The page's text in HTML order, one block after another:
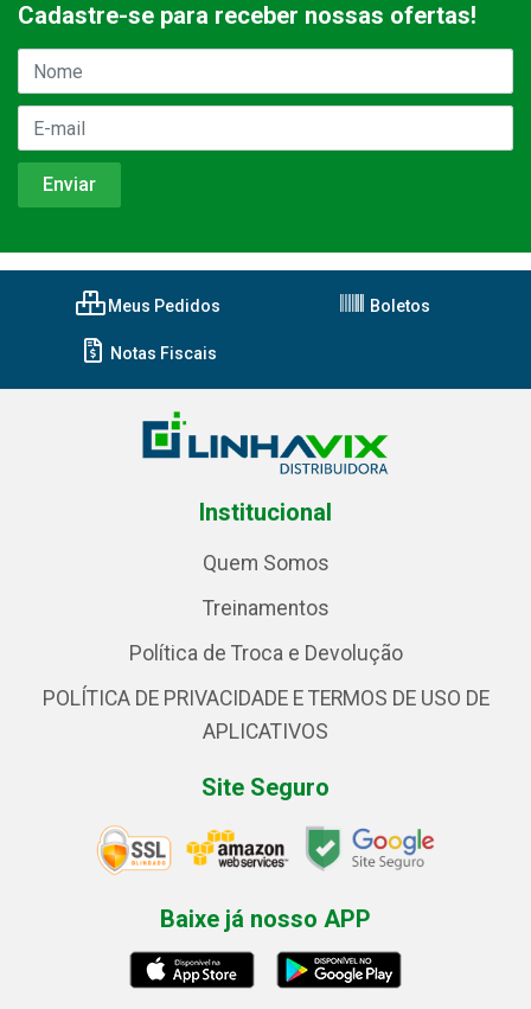
Cadastre-se para receber nossas ofertas!
Meus Pedidos Boletos
Notas Fiscais
Institucional
Quem Somos
Treinamentos
Política de Troca e Devolução
POLÍTICA DE PRIVACIDADE E TERMOS DE USO DE
APLICATIVOS
Site Seguro
Baixe já nosso APP